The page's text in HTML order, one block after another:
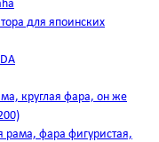
для япоинских
круглая фара, он же
рама, фара фигуристая,